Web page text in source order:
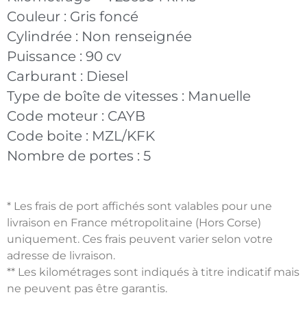
Couleur : Gris foncé
Cylindrée : Non renseignée
Puissance : 90 cv
Carburant : Diesel
Type de boîte de vitesses : Manuelle
Code moteur : CAYB
Code boite : MZL/KFK
Nombre de portes : 5
* Les frais de port affichés sont valables pour une
livraison en France métropolitaine (Hors Corse)
uniquement. Ces frais peuvent varier selon votre
adresse de livraison.
** Les kilométrages sont indiqués à titre indicatif mais
ne peuvent pas être garantis.